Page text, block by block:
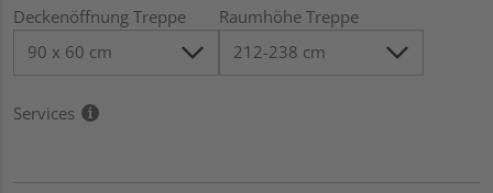
Deckenöffnung Treppe Raumhöhe Treppe
Services